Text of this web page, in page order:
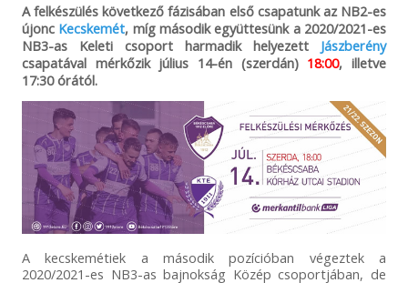
A felkészülés következő fázisában első csapatunk az NB2-es
újonc Kecskemét, míg második együttesünk a 2020/2021-es
NB3-as Keleti csoport harmadik helyezett Jászberény
csapatával mérkőzik július 14-én (szerdán) 18:00, illetve
17:30 órától.
A kecskemétiek a második pozícióban végeztek a
2020/2021-es NB3-as bajnokság Közép csoportjában, de